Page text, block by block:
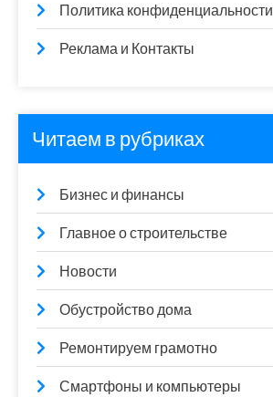
Политика конфиденциальности
Реклама и Контакты
Читаем в рубриках
Бизнес и финансы
Главное о строительстве
Новости
Обустройство дома
Ремонтируем грамотно
Смартфоны и компьютеры